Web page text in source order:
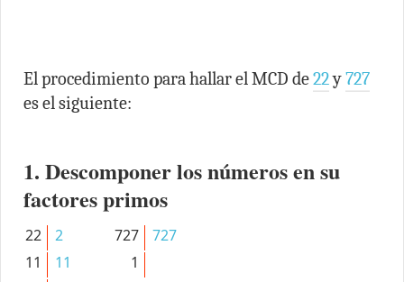
El procedimiento para hallar el MCD de22y727
es el siguiente:
1. Descomponer los números en su
factores primos
22
2
11
11
727
727
1